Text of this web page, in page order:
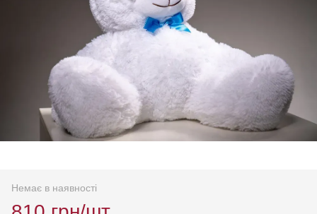
Немає в наявності